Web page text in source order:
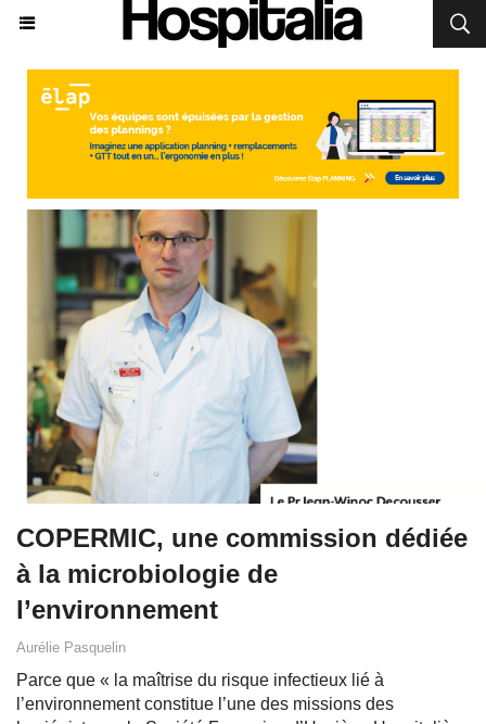
COPERMIC, une commission dédiée
à la microbiologie de
l’environnement
Aurélie Pasquelin
Parce que « la maîtrise du risque infectieux lié à
l’environnement constitue l’une des missions des